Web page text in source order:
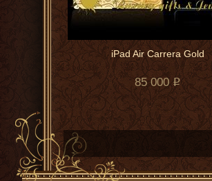
iPad Air Carrera Gold
85 000